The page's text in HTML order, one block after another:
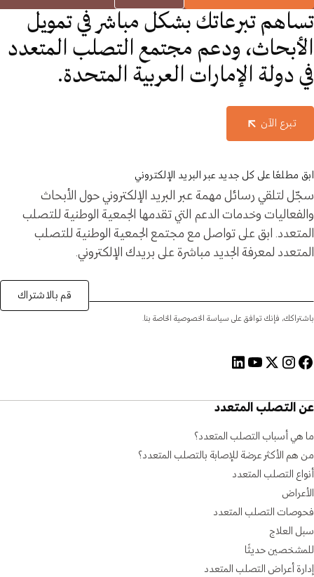
تساهم تبرعاتك بشكل مباشر في تمويل
الأبحاث، ودعم مجتمع التصلب المتعدد
في دولة الإمارات العربية المتحدة.
تبرع الآن
ابق مطلعًا على كل جديد عبر البريد الإلكتروني
سجّل لتلقي رسائل مهمة عبر البريد الإلكتروني حول الأبحاث
والفعاليات وخدمات الدعم التي تقدمها الجمعية الوطنية للتصلب
المتعدد. ابق على تواصل مع مجتمع الجمعية الوطنية للتصلب
المتعدد لمعرفة الجديد مباشرة على بريدك الإلكتروني.
باشتراكك، فإنك توافق على سياسة الخصوصية الخاصة بنا.
قم بالاشتراك
عن التصلب المتعدد
ما هي أسباب التصلب المتعدد؟
من هم الأكثر عرضة للإصابة بالتصلب المتعدد؟
أنواع التصلب المتعدد
الأعراض
فحوصات التصلب المتعدد
سبل العلاج
للمشخصين حديثًا
إدارة أعراض التصلب المتعدد